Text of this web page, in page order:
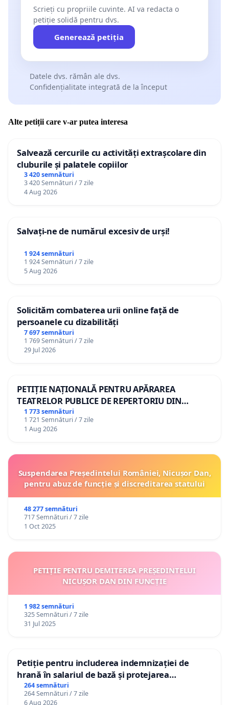
Scrieți cu propriile cuvinte. AI va redacta o
petiție solidă pentru dvs.
Generează petiția
Datele dvs. rămân ale dvs.
Confidențialitate integrată de la început
Alte petiții care v-ar putea interesa
Salvează cercurile cu activități extrașcolare din
cluburile și palatele copiilor
3 420 semnături
3 420 Semnături / 7 zile
4 Aug 2026
Salvați-ne de numărul excesiv de urși!
1 924 semnături
1 924 Semnături / 7 zile
5 Aug 2026
Solicităm combaterea urii online față de
persoanele cu dizabilități
7 697 semnături
1 769 Semnături / 7 zile
29 Jul 2026
PETIȚIE NAȚIONALĂ PENTRU APĂRAREA
TEATRELOR PUBLICE DE REPERTORIU DIN
ROMÂNIA
1 773 semnături
1 721 Semnături / 7 zile
1 Aug 2026
Suspendarea Președintelui României, Nicușor Dan,
pentru abuz de funcție și discreditarea statului
48 277 semnături
717 Semnături / 7 zile
1 Oct 2025
PETIȚIE PENTRU DEMITEREA PREȘEDINTELUI
NICUȘOR DAN DIN FUNCȚIE
1 982 semnături
325 Semnături / 7 zile
31 Jul 2025
Petiție pentru includerea indemnizației de
hrană în salariul de bază și protejarea
gradațiilor de vechime pentru asistenții
personali
264 semnături
264 Semnături / 7 zile
6 Aug 2026